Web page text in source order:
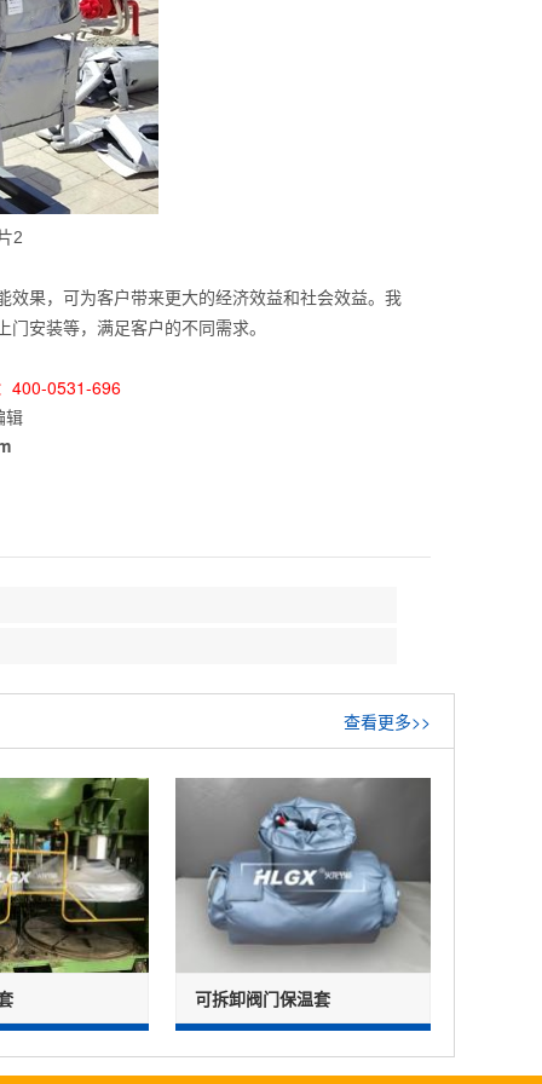
2
果，可为客户带来更大的经济效益和社会效益。我
安装等，满足客户的不同需求。
400-0531-696
辑
查看更多>>
可拆卸阀门保温套